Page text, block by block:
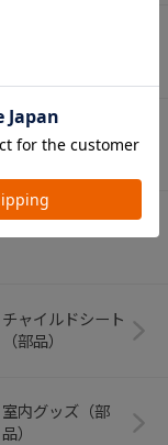
ペット用品
チャイルドシート
（部品）
室内グッズ（部
品）